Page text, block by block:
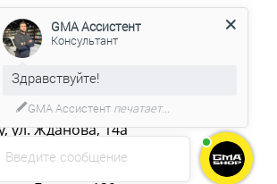
+
СТРАНИЦЫ:
ПРЕДЫДУЩАЯ
СЛЕДУЮЩАЯ
(c 8:00 до 22:00)
ул. Жданова, 14а
(c 8:00 до 22:00)
Введите сообщение
Консультант
С удовольствием помогу вам в
выборе товара.